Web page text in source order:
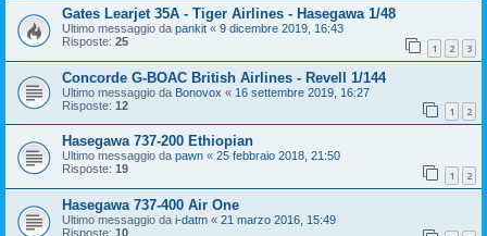
Gates Learjet 35A - Tiger Airlines - Hasegawa 1/48
Ultimo messaggio da pankit « 9 dicembre 2019, 16:43
Risposte: 25 1 2 3
Concorde G-BOAC British Airlines - Revell 1/144
Ultimo messaggio da Bonovox « 16 settembre 2019, 16:27
Risposte: 12 1 2
Hasegawa 737-200 Ethiopian
Ultimo messaggio da pawn « 25 febbraio 2018, 21:50
Risposte: 19 1 2
Hasegawa 737-400 Air One
Ultimo messaggio da i-datm « 21 marzo 2016, 15:49
Risposte: 10